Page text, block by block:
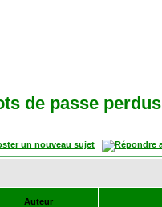
de passe perdus
Auteur